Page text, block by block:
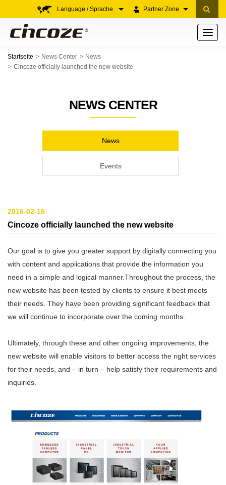
Partner Zone
Language / Sprache
Toggle
Startseite News Center
News
Cincoze officially launched the new website
NEWS CENTER
News
Events
2016-02-16
Cincoze officially launched the new website
Our goal is to give you greater support by digitally connecting you
with content and applications that provide the information you
need in a simple and logical manner.Throughout the process, the
new website has been tested by clients to ensure it best meets
their needs. They have been providing significant feedback that
we will continue to incorporate over the coming months.
Ultimately, through these and other ongoing improvements, the
new website will enable visitors to better access the right services
for their needs, and – in turn – help satisfy their requirements and
inquiries.